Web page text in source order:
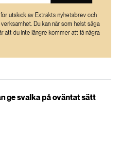
utskick av Extrakts nyhetsbrev och
Du kan när som helst säga
att du inte längre kommer att få några
ge svalka på oväntat sätt